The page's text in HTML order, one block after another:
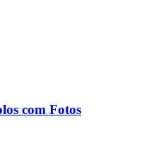
com Fotos